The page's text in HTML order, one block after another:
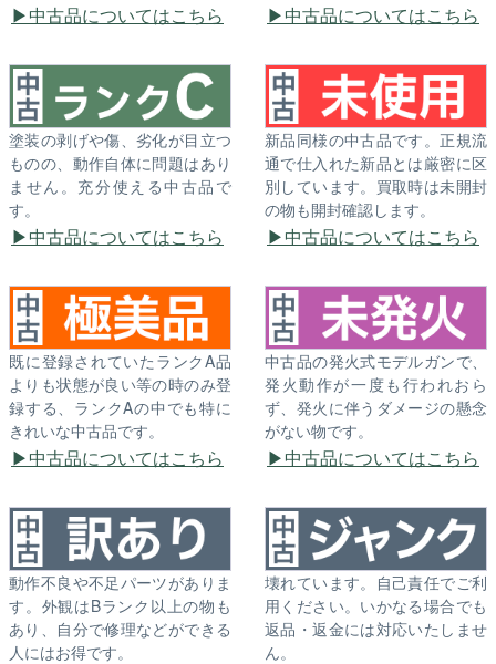
中古品についてはこちら 中古品についてはこちら
塗装の剥げや傷、劣化が目立つ
ものの、動作自体に問題はあり
ません。充分使える中古品で
す。
中古品についてはこちら
新品同様の中古品です。正規流
通で仕入れた新品とは厳密に区
別しています。買取時は未開封
の物も開封確認します。
中古品についてはこちら
既に登録されていたランクA品
よりも状態が良い等の時のみ登
録する、ランクAの中でも特に
きれいな中古品です。
中古品についてはこちら
中古品の発火式モデルガンで、
発火動作が一度も行われおら
ず、発火に伴うダメージの懸念
がない物です。
中古品についてはこちら
動作不良や不足パーツがありま
す。外観はBランク以上の物も
あり、自分で修理などができる
人にはお得です。
壊れています。自己責任でご利
用ください。いかなる場合でも
返品・返金には対応いたしませ
ん。